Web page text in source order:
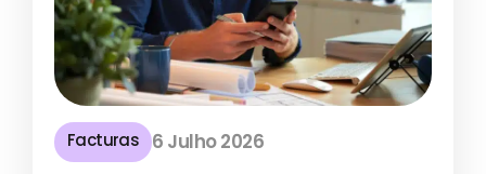
Facturas 6 Julho 2026